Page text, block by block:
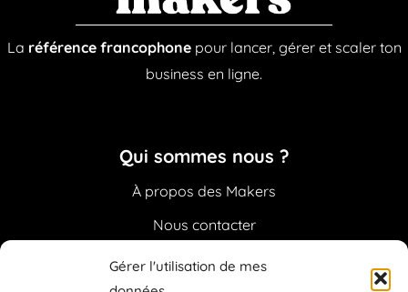
Gérer l'utilisation de mes
La référence francophone pour lancer, gérer et scaler ton
business en ligne.
Qui sommes nous ?
À propos des Makers
Nous contacter
Sponsoriser la Newsletter